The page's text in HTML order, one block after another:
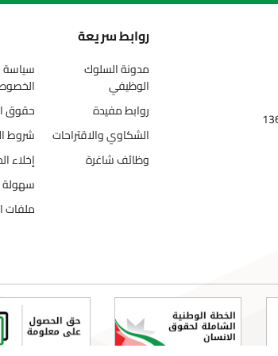
روابط سريعة
مدونة السلوك
الوظيفي
روابط مفيدة
الشكاوي والاقتراحات
وظائف شاغرة
سياسة
حقوق
شروط
إخلاء
سهولة
ملفات